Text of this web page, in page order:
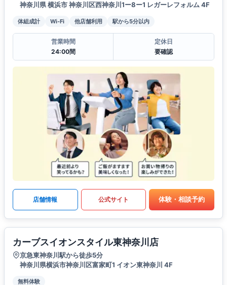
神奈川県 横浜市 神奈川区西神奈川1ー8ー1 レガーレフォルム 4F
体組成計 Wi-Fi 他店舗利用 駅から5分以内
営業時間
24:00間
定休日
要確認
店舗情報 公式サイト 体験・相談予約
カーブスイオンスタイル東神奈川店
京急東神奈川駅から徒歩5分
神奈川県横浜市神奈川区富家町1 イオン東神奈川 4F
無料体験